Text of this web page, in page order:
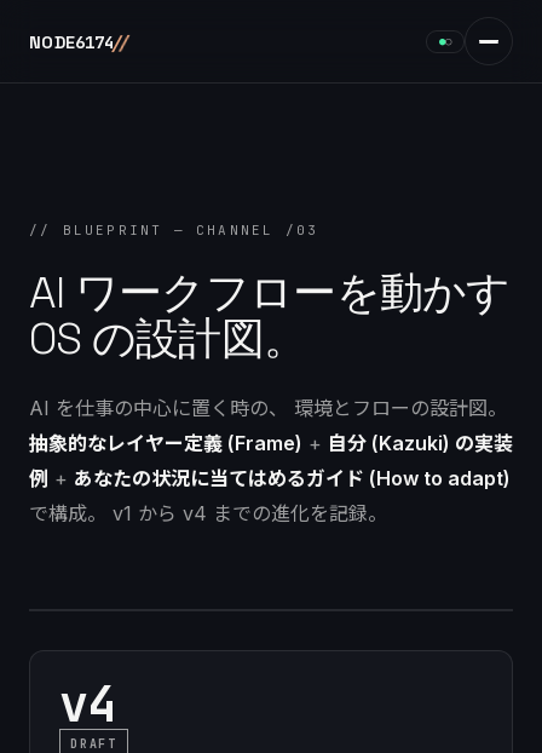
NODE6174// ●○
// BLUEPRINT — CHANNEL /03
AI ワークフローを動かす
OS の設計図。
AI を仕事の中心に置く時の、 環境とフローの設計図。
抽象的なレイヤー定義 (Frame) + 自分 (Kazuki) の実装
例 + あなたの状況に当てはめるガイド (How to adapt)
で構成。 v1 から v4 までの進化を記録。
v4
DRAFT